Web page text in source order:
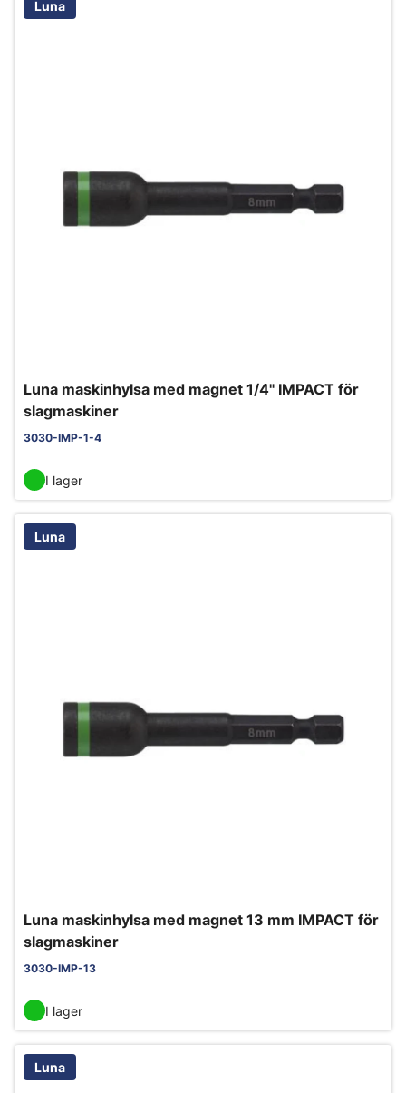
Luna
Luna maskinhylsa med magnet 1/4" IMPACT för
slagmaskiner
3030-IMP-1-4
I lager
Luna
Luna maskinhylsa med magnet 13 mm IMPACT för
slagmaskiner
3030-IMP-13
I lager
Luna